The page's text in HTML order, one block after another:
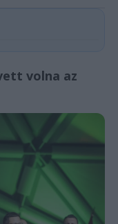
volna az